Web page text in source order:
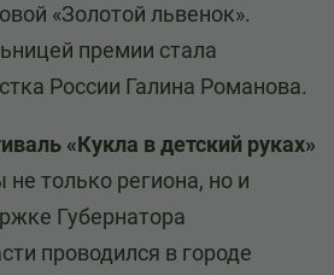
«Золотой львенок».
премии стала
России Галина Романова.
«Кукла в детский руках»
только региона, но и
Губернатора
проводился в городе